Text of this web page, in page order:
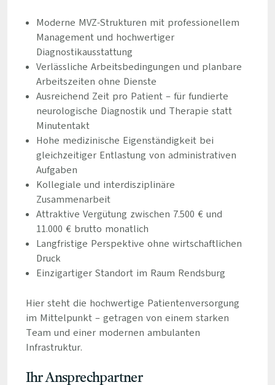
Moderne MVZ-Strukturen mit professionellem
Management und hochwertiger
Diagnostikausstattung
Verlässliche Arbeitsbedingungen und planbare
Arbeitszeiten ohne Dienste
Ausreichend Zeit pro Patient – für fundierte
neurologische Diagnostik und Therapie statt
Minutentakt
Hohe medizinische Eigenständigkeit bei
gleichzeitiger Entlastung von administrativen
Aufgaben
Kollegiale und interdisziplinäre
Zusammenarbeit
Attraktive Vergütung zwischen 7.500 € und
11.000 € brutto monatlich
Langfristige Perspektive ohne wirtschaftlichen
Druck
Einzigartiger Standort im Raum Rendsburg
Hier steht die hochwertige Patientenversorgung
im Mittelpunkt – getragen von einem starken
Team und einer modernen ambulanten
Infrastruktur.
Ihr Ansprechpartner